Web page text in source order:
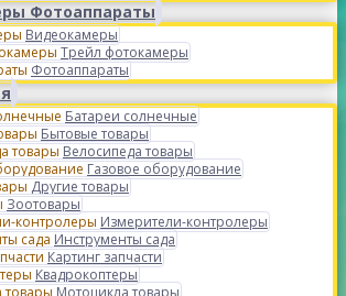
Фотоаппараты
Видеокамеры
Трейл фотокамеры
Фотоаппараты
Батареи солнечные
Бытовые товары
Велосипеда товары
Газовое оборудование
Другие товары
Зоотовары
Измерители-контролеры
Инструменты сада
Картинг запчасти
Квадрокоптеры
Мотоцикла товары